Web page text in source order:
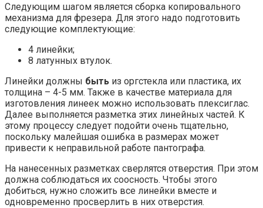
Следующим шагом является сборка копировального
механизма для фрезера. Для этого надо подготовить
следующие комплектующие:
4 линейки;
8 латунных втулок.
Линейки должны быть из оргстекла или пластика, их
толщина – 4-5 мм. Также в качестве материала для
изготовления линеек можно использовать плексиглас.
Далее выполняется разметка этих линейных частей. К
этому процессу следует подойти очень тщательно,
поскольку малейшая ошибка в размерах может
привести к неправильной работе пантографа.
На нанесенных разметках сверлятся отверстия. При этом
должна соблюдаться их соосность. Чтобы этого
добиться, нужно сложить все линейки вместе и
одновременно просверлить в них отверстия.